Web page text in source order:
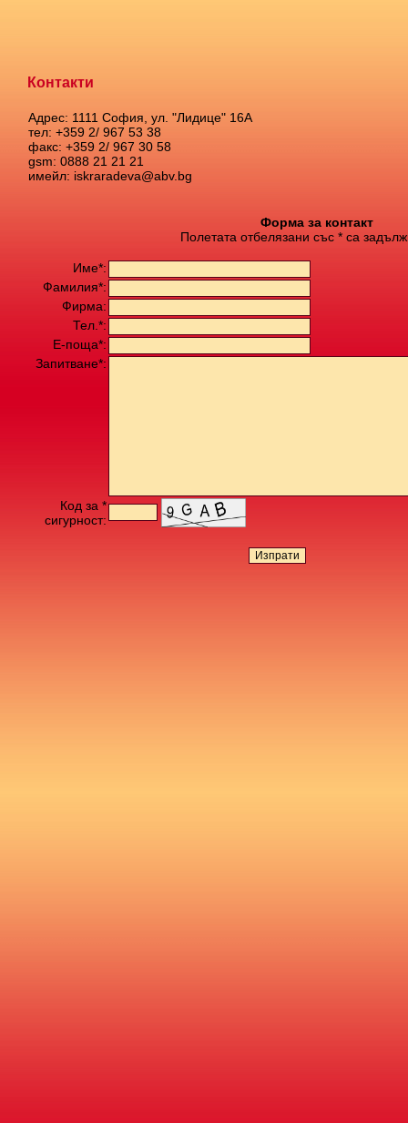
Контакти
Адрес: 1111 София, ул. "Лидице" 16А
тел: +359 2/ 967 53 38
факс: +359 2/ 967 30 58
gsm: 0888 21 21 21
имейл: iskraradeva@abv.bg
Форма за контакт
Полетата отбелязани със * са
Име*:
Фамилия*:
Фирма:
Тел.*:
Е-поща*:
Запитване*:
Код за *
сигурност: